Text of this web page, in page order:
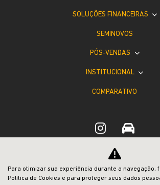
SOLUÇÕES FINANCEIRAS
SEMINOVOS
PÓS-VENDAS
INSTITUCIONAL
COMPARATIVO
Desacelere. Seu bem maior
Para otimizar sua experiência durante a navegação,
Política de Cookies e para proteger seus dados